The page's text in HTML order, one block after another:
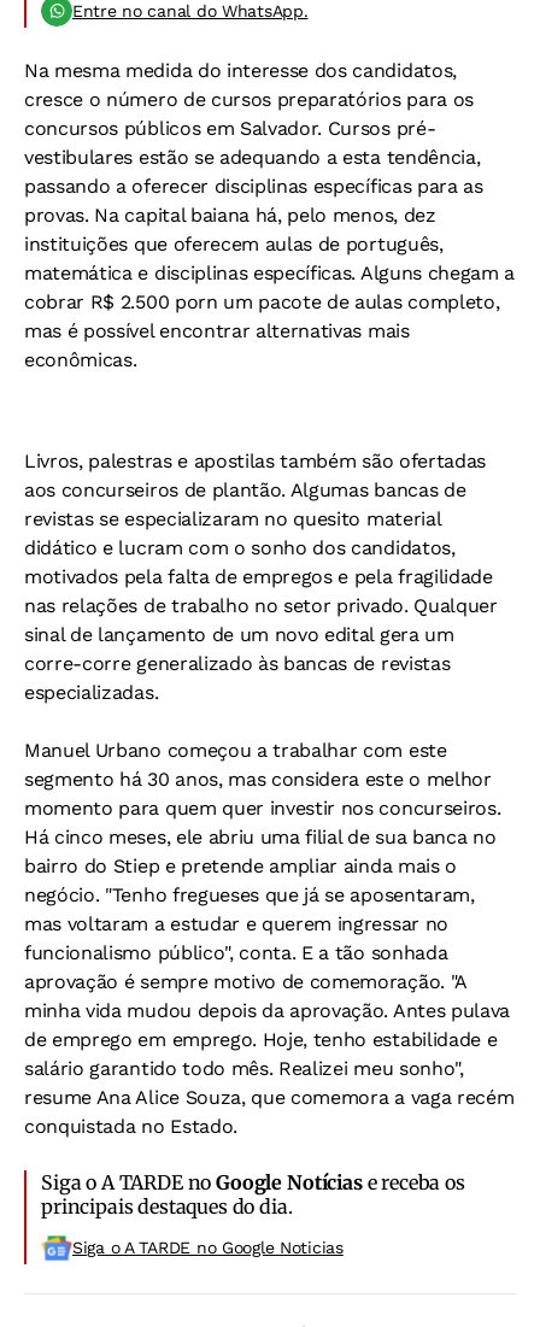
Entre no canal do WhatsApp.
Na mesma medida do interesse dos candidatos,
cresce o número de cursos preparatórios para os
concursos públicos em Salvador. Cursos pré-
vestibulares estão se adequando a esta tendência,
passando a oferecer disciplinas específicas para as
provas. Na capital baiana há, pelo menos, dez
instituições que oferecem aulas de português,
matemática e disciplinas específicas. Alguns chegam a
cobrar R$ 2.500 porn um pacote de aulas completo,
mas é possível encontrar alternativas mais
econômicas.
Livros, palestras e apostilas também são ofertadas
aos concurseiros de plantão. Algumas bancas de
revistas se especializaram no quesito material
didático e lucram com o sonho dos candidatos,
motivados pela falta de empregos e pela fragilidade
nas relações de trabalho no setor privado. Qualquer
sinal de lançamento de um novo edital gera um
corre-corre generalizado às bancas de revistas
especializadas.
Manuel Urbano começou a trabalhar com este
segmento há 30 anos, mas considera este o melhor
momento para quem quer investir nos concurseiros.
Há cinco meses, ele abriu uma filial de sua banca no
bairro do Stiep e pretende ampliar ainda mais o
negócio. "Tenho fregueses que já se aposentaram,
mas voltaram a estudar e querem ingressar no
funcionalismo público", conta. E a tão sonhada
aprovação é sempre motivo de comemoração. "A
minha vida mudou depois da aprovação. Antes pulava
de emprego em emprego. Hoje, tenho estabilidade e
salário garantido todo mês. Realizei meu sonho",
resume Ana Alice Souza, que comemora a vaga recém
conquistada no Estado.
Siga o A TARDE noGoogle Notíciase receba os
principais destaques do dia.
Siga o A TARDE no Google Noticias